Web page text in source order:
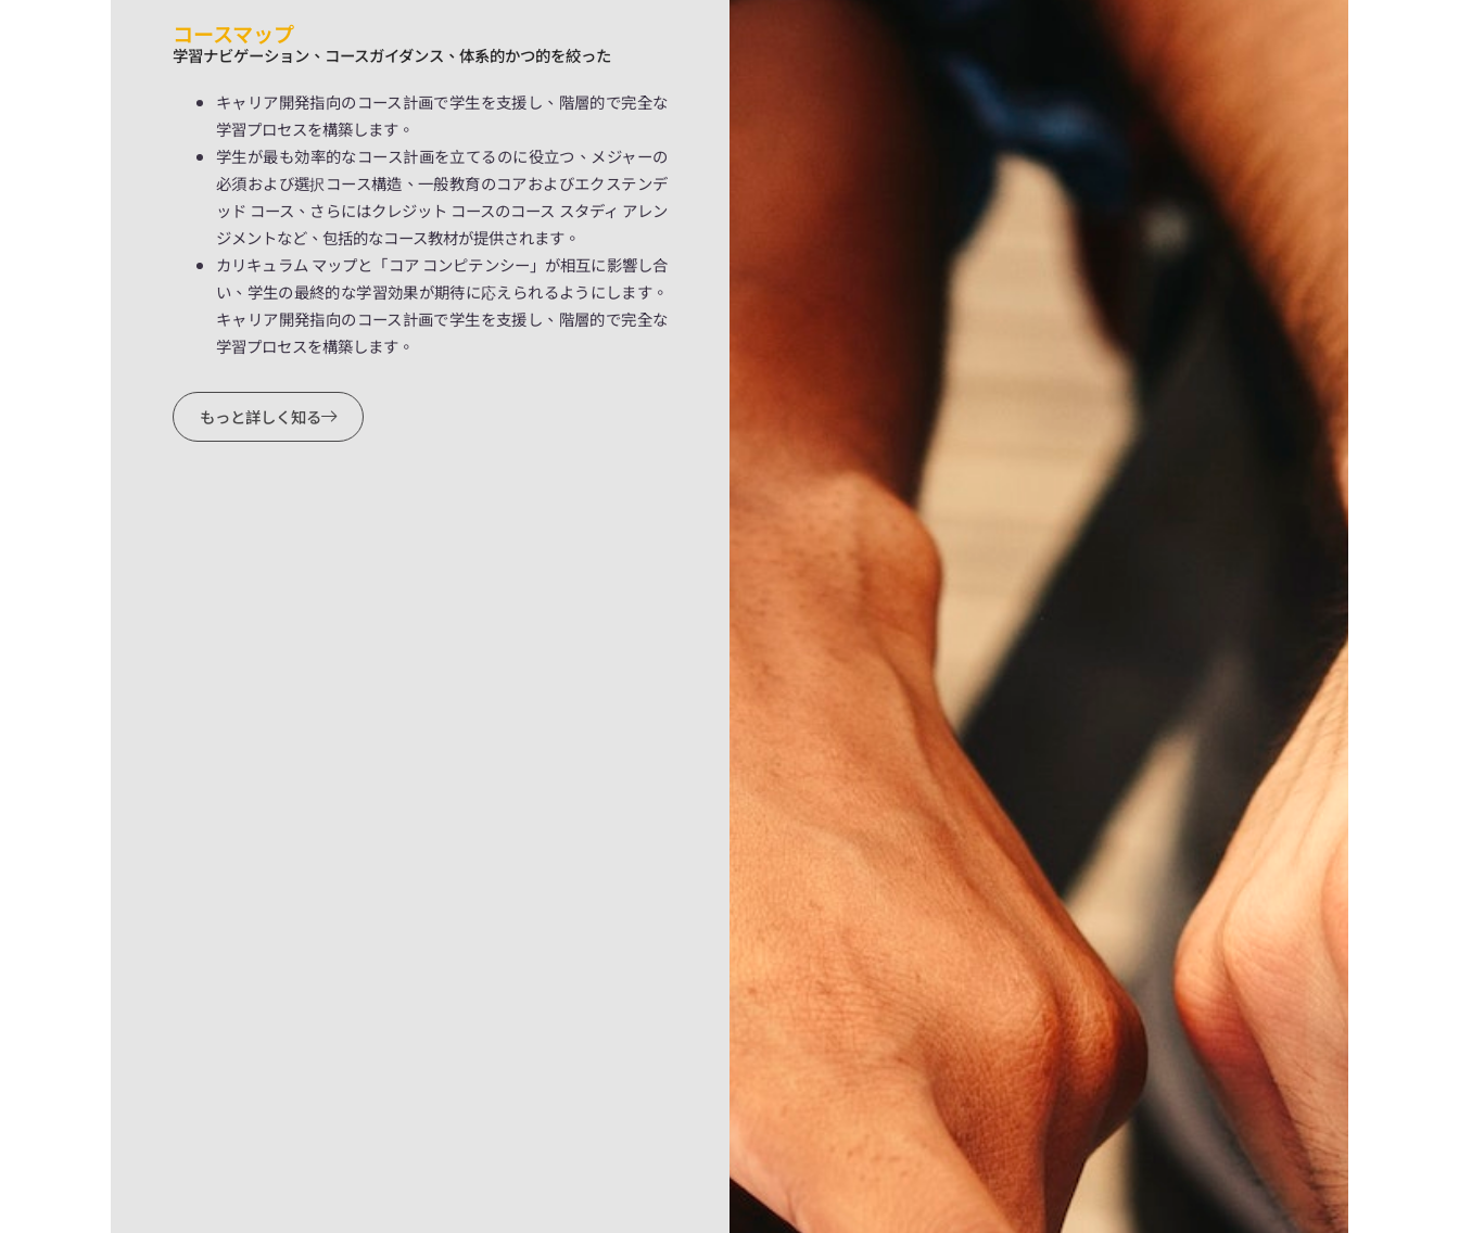
コースマップ
学習ナビゲーション、コースガイダンス、体系的かつ的を絞った
キャリア開発指向のコース計画で学生を支援し、階層的で完全な
学習プロセスを構築します。
学生が最も効率的なコース計画を立てるのに役立つ、メジャーの
必須および選択コース構造、一般教育のコアおよびエクステンデ
ッド コース、さらにはクレジット コースのコース スタディ アレン
ジメントなど、包括的なコース教材が提供されます。
カリキュラム マップと「コア コンピテンシー」が相互に影響し合
い、学生の最終的な学習効果が期待に応えられるようにします。
キャリア開発指向のコース計画で学生を支援し、階層的で完全な
学習プロセスを構築します。
もっと詳しく知る